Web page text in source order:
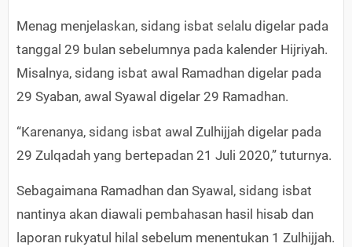
Menag menjelaskan, sidang isbat selalu digelar pada
tanggal 29 bulan sebelumnya pada kalender Hijriyah.
Misalnya, sidang isbat awal Ramadhan digelar pada
29 Syaban, awal Syawal digelar 29 Ramadhan.
“Karenanya, sidang isbat awal Zulhijjah digelar pada
29 Zulqadah yang bertepadan 21 Juli 2020,” tuturnya.
Sebagaimana Ramadhan dan Syawal, sidang isbat
nantinya akan diawali pembahasan hasil hisab dan
laporan rukyatul hilal sebelum menentukan 1 Zulhijjah.